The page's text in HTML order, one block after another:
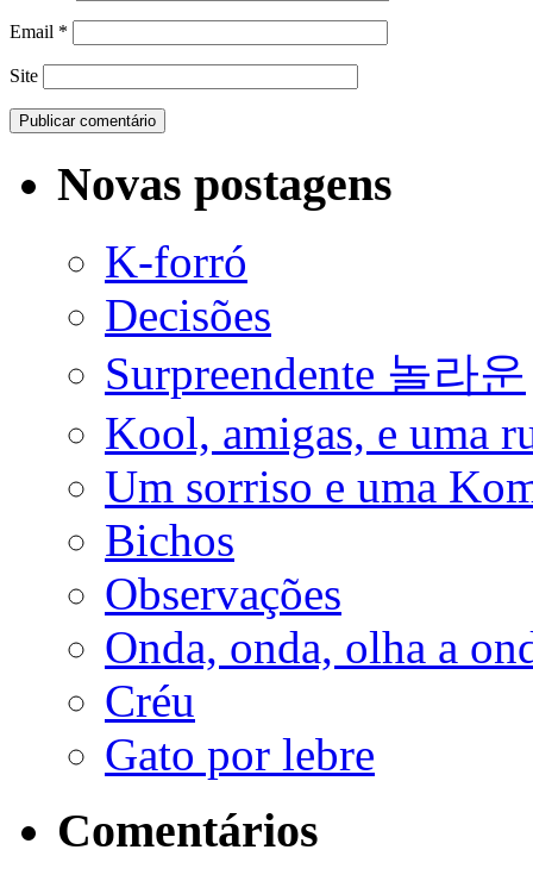
Email *
Site
Novas postagens
K-forró
Decisões
Surpreendente 놀라운
Kool, amigas, e uma
Um sorriso e uma
Bichos
Observações
Onda, onda, olha a
Créu
Gato por lebre
Comentários